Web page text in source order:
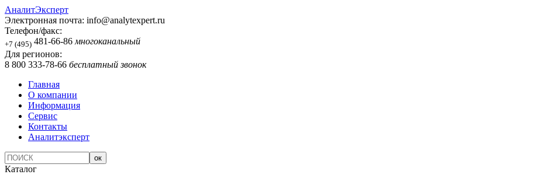
АналитЭксперт
Электронная почта: info@analytexpert.ru
Телефон/факс:
+7 (495) 481-66-86 многоканальный
Для регионов:
8 800 333-78-66 бесплатный звонок
Главная
О компании
Информация
Сервис
Контакты
Аналитэксперт
Каталог